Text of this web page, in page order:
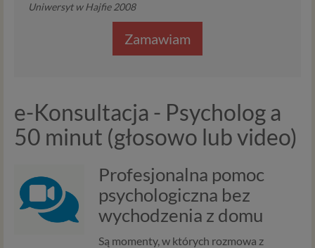
Uniwersyt w Hajfie 2008
Zamawiam
e-Konsultacja - Psycholog a
50 minut (głosowo lub video)
Profesjonalna pomoc
psychologiczna bez
wychodzenia z domu
Są momenty, w których rozmowa z